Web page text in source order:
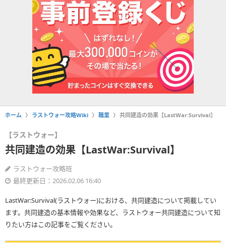
ホーム ラストウォー攻略Wiki 職業 共同建造の効果【LastWar:Survival】
【ラストウォー】
共同建造の効果【LastWar:Survival】
ラストウォー攻略班
最終更新日：2026.02.06 16:40
LastWar:Survival(ラストウォー)における、共同建造について掲載してい
ます。共同建造の基本情報や効果など、ラストウォー共同建造について知
りたい方はこの記事をご覧ください。